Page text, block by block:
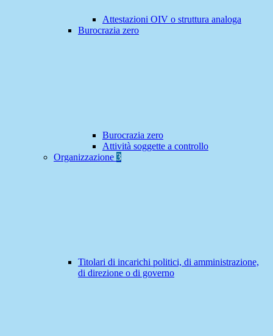
Attestazioni OIV o struttura analoga
Burocrazia zero
Burocrazia zero
Attività soggette a controllo
Organizzazione 3
Titolari di incarichi politici, di amministrazione,
di direzione o di governo